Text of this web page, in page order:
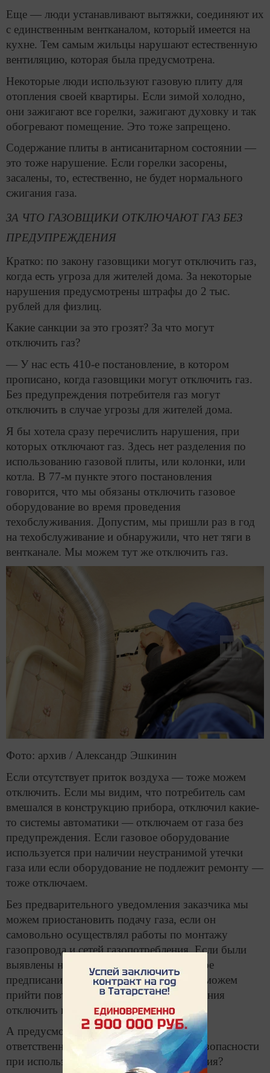
Еще — люди устанавливают вытяжки, соединяют их
с единственным вентканалом, который имеется на
кухне. Тем самым жильцы нарушают естественную
вентиляцию, которая была предусмотрена.
Некоторые люди используют газовую плиту для
отопления своей квартиры. Если зимой холодно,
они зажигают все горелки, зажигают духовку и так
обогревают помещение. Это тоже запрещено.
Содержание плиты в антисанитарном состоянии —
это тоже нарушение. Если горелки засорены,
засалены, то, естественно, не будет нормального
сжигания газа.
ЗА ЧТО ГАЗОВЩИКИ ОТКЛЮЧАЮТ ГАЗ БЕЗ
ПРЕДУПРЕЖДЕНИЯ
Кратко: по закону газовщики могут отключить газ,
когда есть угроза для жителей дома. За некоторые
нарушения предусмотрены штрафы до 2 тыс.
рублей для физлиц.
Какие санкции за это грозят? За что могут
отключить газ?
— У нас есть 410-е постановление, в котором
прописано, когда газовщики могут отключить газ.
Без предупреждения потребителя газ могут
отключить в случае угрозы для жителей дома.
Я бы хотела сразу перечислить нарушения, при
которых отключают газ. Здесь нет разделения по
использованию газовой плиты, или колонки, или
котла. В 77-м пункте этого постановления
говорится, что мы обязаны отключить газовое
оборудование во время проведения
техобслуживания. Допустим, мы пришли раз в год
на техобслуживание и обнаружили, что нет тяги в
вентканале. Мы можем тут же отключить газ.
Фото: архив / Александр Эшкинин
Если отсутствует приток воздуха — тоже можем
отключить. Если мы видим, что потребитель сам
вмешался в конструкцию прибора, отключил какие-
то системы автоматики — отключаем от газа без
предупреждения. Если газовое оборудование
используется при наличии неустранимой утечки
газа или если оборудование не подлежит ремонту —
тоже отключаем.
Без предварительного уведомления заказчика мы
можем приостановить подачу газа, если он
самовольно осуществлял работы по монтажу
газопровода и сетей газопотребления. Если были
выявлены нарушения, выдано письменное
предписание, а человек не устранил, мы можем
прийти повторно и уже без предупреждения
отключить газовые приборы.
А предусмотрена ли административная
ответственность за нарушение правил безопасности
при использовании газового оборудования?